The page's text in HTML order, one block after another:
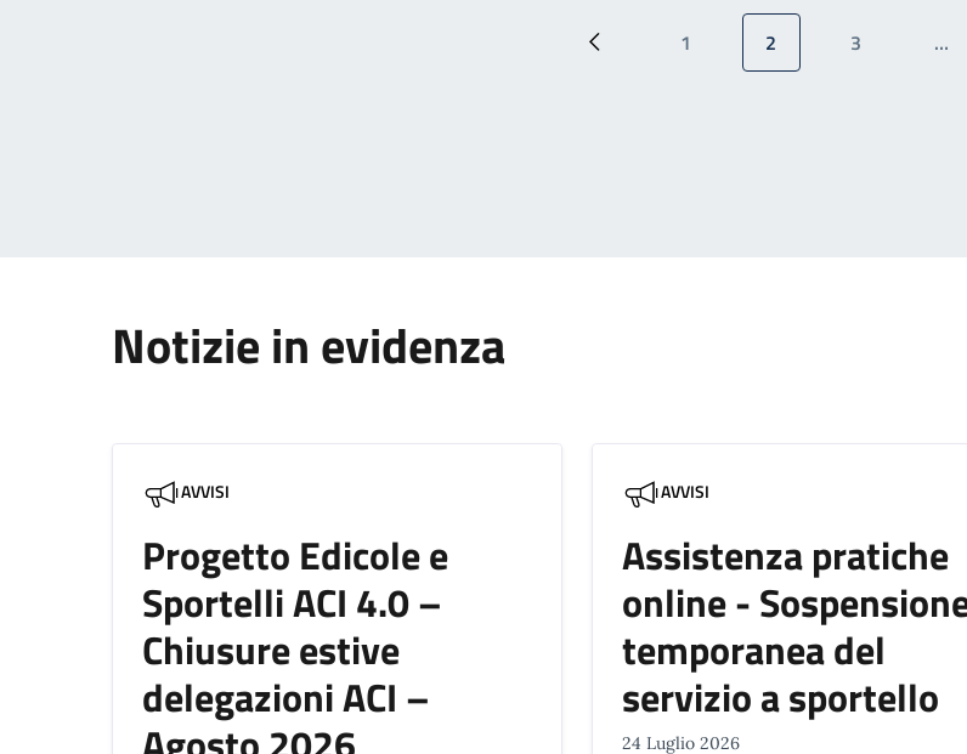
Pagina precedente
Pagina
1 Pagina attuale
2 Pagina
3 …
Notizie in evidenza
AVVISI
Progetto Edicole e
Sportelli ACI 4.0 –
Chiusure estive
delegazioni ACI –
AVVISI
Assistenza pratiche
online -
temporanea del
servizio a sportello
24 Luglio 2026